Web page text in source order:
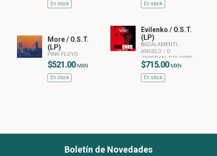
En stock En stock
More / O.S.T.
(LP)
PINK FLOYD
$521.00 MXN
En stock
Evilenko / O.S.T.
(LP)
BADALAMENTI,
ANGELO/ O
´RIORDAN, DOLORES
$715.00 MXN
En stock
Boletín de Novedades